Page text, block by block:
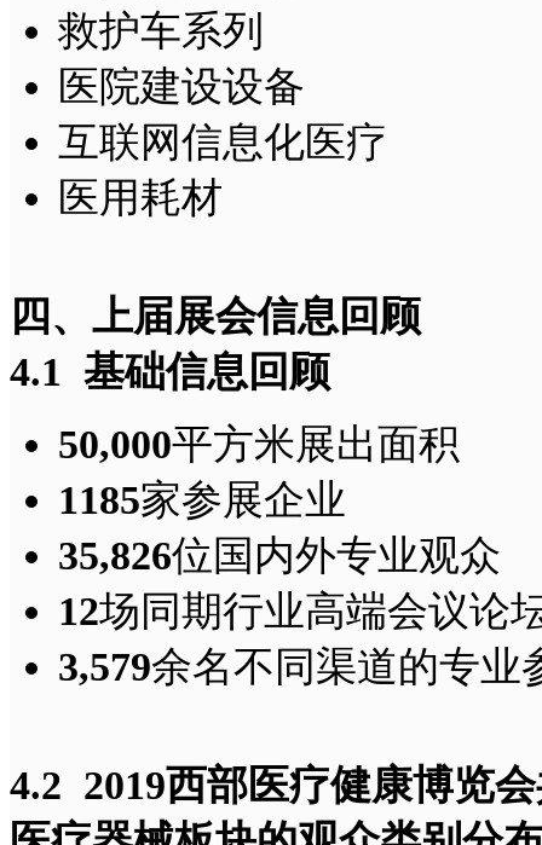
救护车系列
医院建设设备
互联网信息化医疗
医用耗材
四、上届展会信息回顾
4.1 基础信息回顾
50,000平方米展出面积
1185家参展企业
35,826位国内外专业观众
12场同期行业高端会议论
3,579余名不同渠道的专业
4.2 2019西部医疗健康博览